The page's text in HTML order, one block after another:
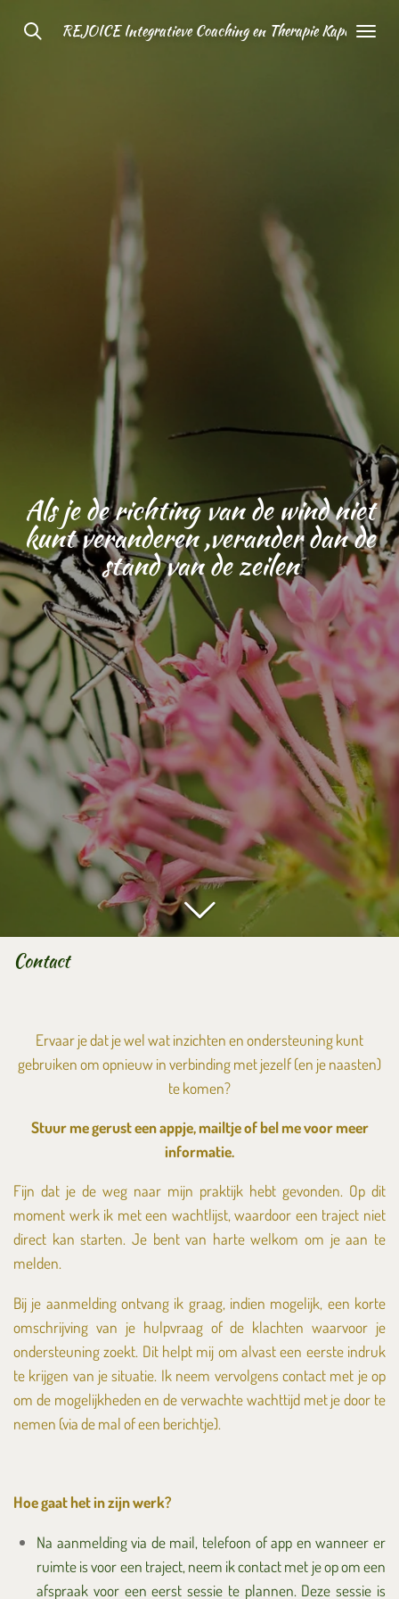
Ga
direct
REJOICE Integratieve Coaching en Therapie Kapelle
Als je de richting van de wind niet
kunt veranderen ,verander dan de
stand van de zeilen
Contact
Ervaar je dat je wel wat inzichten en ondersteuning kunt
gebruiken om opnieuw in verbinding met jezelf (en je naasten)
te komen?
Stuur me gerust een appje, mailtje of bel me voor meer
informatie.
Fijn dat je de weg naar mijn praktijk hebt gevonden. Op dit
moment werk ik met een wachtlijst, waardoor een traject niet
direct kan starten. Je bent van harte welkom om je aan te
melden.
Bij je aanmelding ontvang ik graag, indien mogelijk, een korte
omschrijving van je hulpvraag of de klachten waarvoor je
ondersteuning zoekt. Dit helpt mij om alvast een eerste indruk
te krijgen van je situatie. Ik neem vervolgens contact met je op
om de mogelijkheden en de verwachte wachttijd met je door te
nemen (via de mal of een berichtje).
Hoe gaat het in zijn werk?
Na aanmelding via de mail, telefoon of app en wanneer er
ruimte is voor een traject, neem ik contact met je op om een
afspraak voor een eerst sessie te plannen. Deze sessie is